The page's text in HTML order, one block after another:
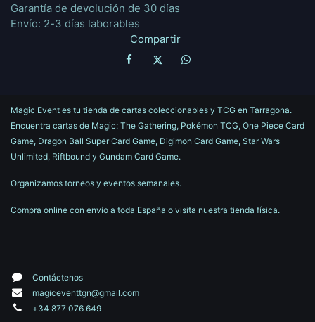
Garantía de devolución de 30 días
Envío: 2-3 días laborables
Compartir
Magic Event es tu tienda de cartas coleccionables y TCG en Tarragona.
Encuentra cartas de Magic: The Gathering, Pokémon TCG, One Piece Card
Game, Dragon Ball Super Card Game, Digimon Card Game, Star Wars
Unlimited, Riftbound y Gundam Card Game.
Organizamos torneos y eventos semanales.
Compra online con envío a toda España o visita nuestra tienda física.
Contáctenos
magiceventtgn@gmail.com
+34 877 076 649